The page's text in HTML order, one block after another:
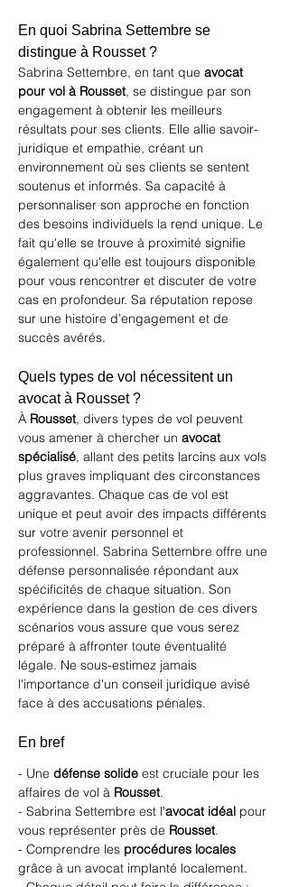
En quoi Sabrina Settembre se
distingue à Rousset ?
Sabrina Settembre, en tant que avocat
pour vol à Rousset, se distingue par son
engagement à obtenir les meilleurs
résultats pour ses clients. Elle allie savoir-
juridique et empathie, créant un
environnement où ses clients se sentent
soutenus et informés. Sa capacité à
personnaliser son approche en fonction
des besoins individuels la rend unique. Le
fait qu'elle se trouve à proximité signifie
également qu'elle est toujours disponible
pour vous rencontrer et discuter de votre
cas en profondeur. Sa réputation repose
sur une histoire d’engagement et de
succès avérés.
Quels types de vol nécessitent un
avocat à Rousset ?
À Rousset, divers types de vol peuvent
vous amener à chercher un avocat
spécialisé, allant des petits larcins aux vols
plus graves impliquant des circonstances
aggravantes. Chaque cas de vol est
unique et peut avoir des impacts différents
sur votre avenir personnel et
professionnel. Sabrina Settembre offre une
défense personnalisée répondant aux
spécificités de chaque situation. Son
expérience dans la gestion de ces divers
scénarios vous assure que vous serez
préparé à affronter toute éventualité
légale. Ne sous-estimez jamais
l'importance d'un conseil juridique avisé
face à des accusations pénales.
En bref
- Une défense solide est cruciale pour les
affaires de vol à Rousset.
- Sabrina Settembre est l'avocat idéal pour
vous représenter près de Rousset.
- Comprendre les procédures locales
grâce à un avocat implanté localement.